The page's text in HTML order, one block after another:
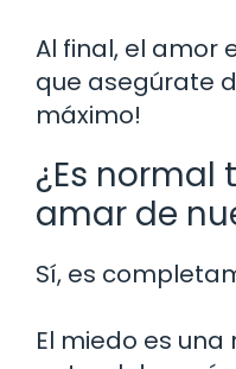
Al final, el amor
que asegúrate
máximo!
¿Es normal
amar de
Sí, es
El miedo es